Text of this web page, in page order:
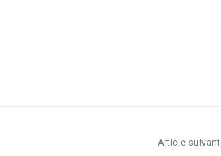
Article suivant